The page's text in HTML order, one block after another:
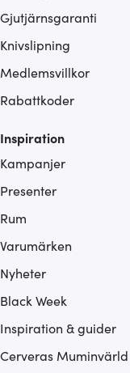
Gjutjärnsgaranti
Knivslipning
Medlemsvillkor
Rabattkoder
Inspiration
Kampanjer
Presenter
Rum
Varumärken
Nyheter
Black Week
Inspiration & guider
Cerveras Muminvärld